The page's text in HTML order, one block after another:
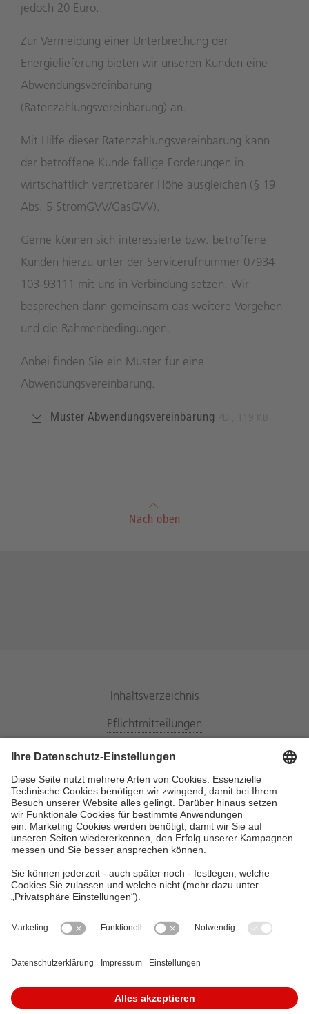
jedoch 20 Euro.
Zur Vermeidung einer Unterbrechung der
Energielieferung bieten wir unseren Kunden eine
Abwendungsvereinbarung
(Ratenzahlungsvereinbarung) an.
Mit Hilfe dieser Ratenzahlungsvereinbarung kann
der betroffene Kunde fällige Forderungen in
wirtschaftlich vertretbarer Höhe ausgleichen (§ 19
Abs. 5 StromGVV/GasGVV).
Gerne können sich interessierte bzw. betroffene
Kunden hierzu unter der Servicerufnummer 07934
103-93111 mit uns in Verbindung setzen. Wir
besprechen dann gemeinsam das weitere Vorgehen
und die Rahmenbedingungen.
Anbei finden Sie ein Muster für eine
Abwendungsvereinbarung.
Muster Abwendungsvereinbarung
Nach oben
Inhaltsverzeichnis
Pflichtmitteilungen
Energiemarktpartner
Datenschutz
Privatsphäre Einstellungen
Bildnachweis
Impressum